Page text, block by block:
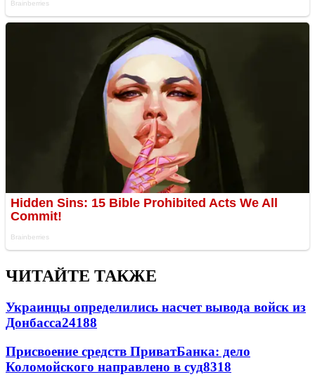
ЧИТАЙТЕ ТАКЖЕ
Украинцы определились насчет вывода войск из
Донбасса24188
Присвоение средств ПриватБанка: дело
Коломойского направлено в суд8318